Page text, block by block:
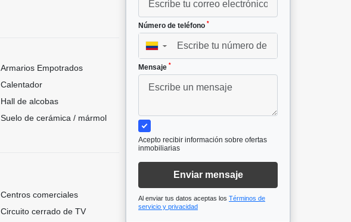
Armarios Empotrados
Calentador
Hall de alcobas
Suelo de cerámica / mármol
Centros comerciales
Circuito cerrado de TV
Número de teléfono *
▼
Mensaje *
Acepto recibir información sobre ofertas
inmobiliarias
Enviar mensaje
Al enviar tus datos aceptas los Términos de
servicio y privacidad